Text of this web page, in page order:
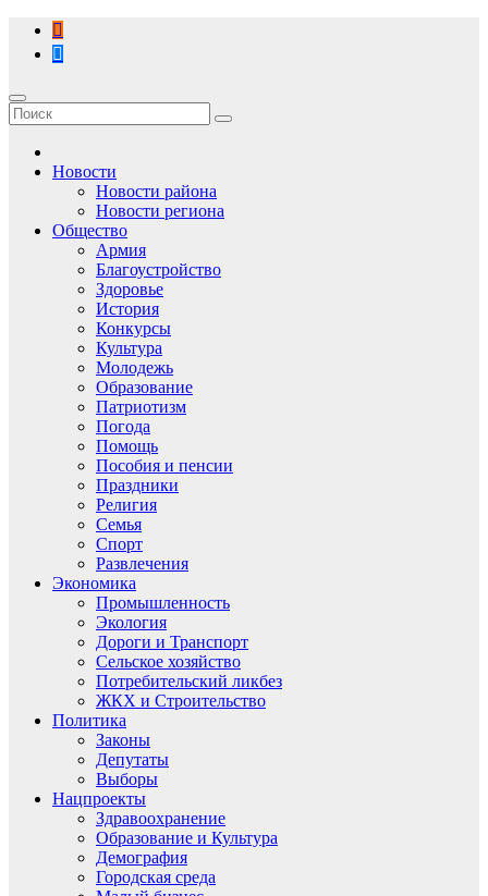
Перейти
содержимому
Новости
Новости района
Новости региона
Общество
Армия
Благоустройство
Здоровье
История
Конкурсы
Культура
Молодежь
Образование
Патриотизм
Погода
Помощь
Пособия и пенсии
Праздники
Религия
Семья
Спорт
Развлечения
Экономика
Промышленность
Экология
Дороги и Транспорт
Сельское хозяйство
Потребительский ликбез
ЖКХ и Строительство
Политика
Законы
Депутаты
Выборы
Нацпроекты
Здравоохранение
Образование и Культура
Демография
Городская среда